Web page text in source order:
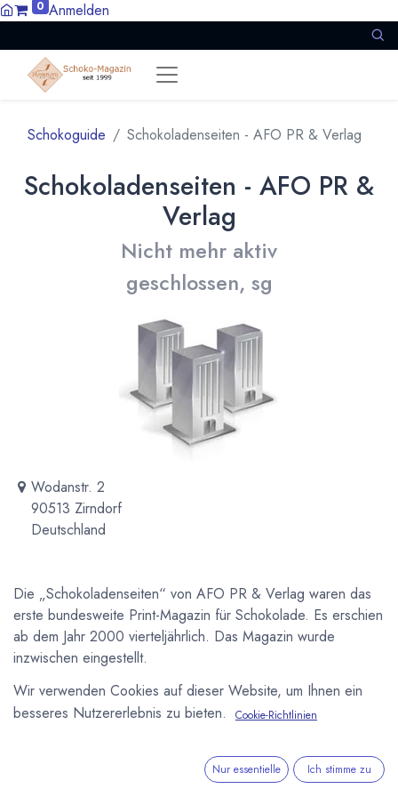
0 Anmelden
Schokoguide Schokoladenseiten - AFO PR & Verlag
Schokoladenseiten - AFO PR &
Verlag
Nicht mehr aktiv
geschlossen, sg
Wodanstr. 2
90513 Zirndorf
Deutschland
Die „Schokoladenseiten“ von AFO PR & Verlag waren das
erste bundesweite Print-Magazin für Schokolade. Es erschien
ab dem Jahr 2000 vierteljährlich. Das Magazin wurde
inzwischen eingestellt.
Newsletter
Abonnieren
Wir verwenden Cookies auf dieser Website, um Ihnen ein
besseres Nutzererlebnis zu bieten.
Cookie-Richtlinien
Nur essentielle Ich stimme zu